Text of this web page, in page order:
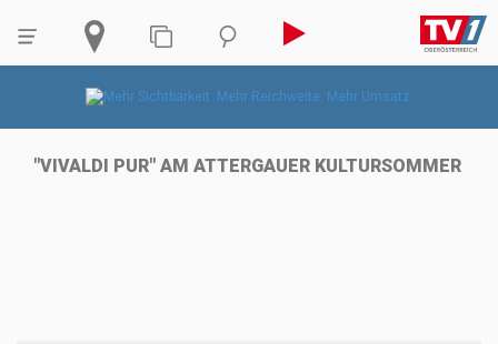
"VIVALDI PUR" AM ATTERGAUER KULTURSOMMER